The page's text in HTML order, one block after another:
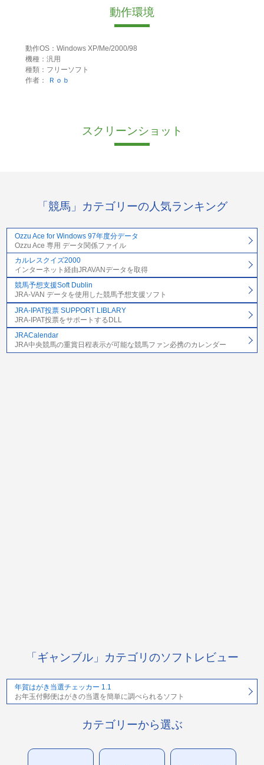
動作環境
動作OS：Windows XP/Me/2000/98
機種：汎用
種類：フリーソフト
作者：
Ｒｏｂ
スクリーンショット
「競馬」カテゴリーの人気ランキング
Ozzu Ace for Windows 97年度分データ
Ozzu Ace 専用 データ関係ファイル
カルレスクイズ2000
インターネット経由JRAVANデータを取得
競馬予想支援Soft Dublin
JRA-VAN データを使用した競馬予想支援ソフト
JRA-IPAT投票 SUPPORT LIBLARY
JRA-IPAT投票をサポートするDLL
JRACalendar
JRA中央競馬の重賞日程表示が可能な競馬ファン必携のカレンダー
「ギャンブル」カテゴリのソフトレビュー
年賀はがき当選チェッカー 1.1
お年玉付郵便はがきの当選を簡単に調べられるソフト
カテゴリーから選ぶ